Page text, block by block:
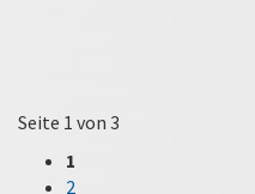
Seite 1 von 3
1
2